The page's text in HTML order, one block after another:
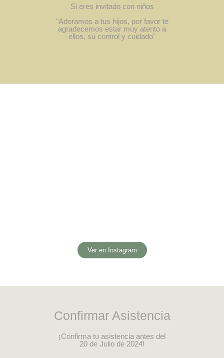
Si eres invitado con niños
"Adoramos a tus hijos, por favor te
agradecemos estar muy atento a
ellos, su control y cuidado"
Ver en Instagram
Confirmar Asistencia
¡Confirma tu asistencia antes del
20 de Julio de 2024!